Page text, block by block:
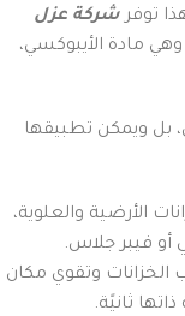
توفرشركة عزل
مادة الأيبوكسي،
بل ويمكن تطبيقها
الأرضية والعلوية،
أو فيبر جلاس.
الخزانات وتقوي مكان
ثانيًة.